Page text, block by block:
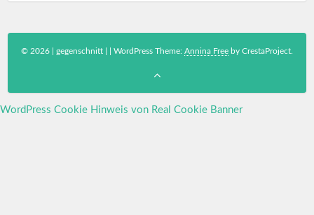
© 2026 | gegenschnitt | WordPress Theme: Annina Free by CrestaProject.
WordPress Cookie Hinweis von Real Cookie Banner